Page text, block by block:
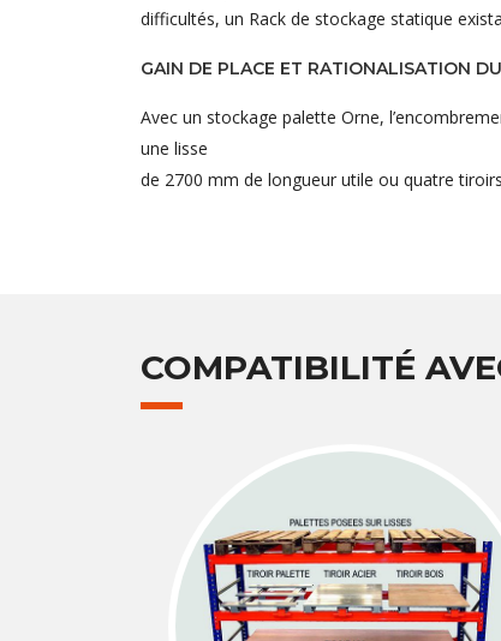
difficultés, un Rack de stockage statique
GAIN DE PLACE ET RATIONALISATION
Avec un stockage palette Orne,
une lisse
de 2700 mm de longueur utile ou quatre
COMPATIBILITÉ